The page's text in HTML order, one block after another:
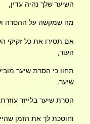
השיער שלך נהיה עדין,
מה שמקשה על ההסרה
אם תסירו את כל זקיקי
העור,
תחוו כי הסרת שיער
שיער.
הסרת שיער בלייזר
וחוסכת לך את הזמן